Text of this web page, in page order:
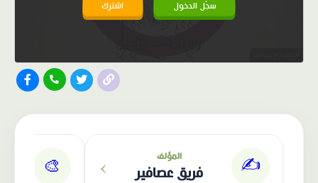
سجّل الدخول اشترك
✍️ المؤلف
فريق عصافير ›
🎨